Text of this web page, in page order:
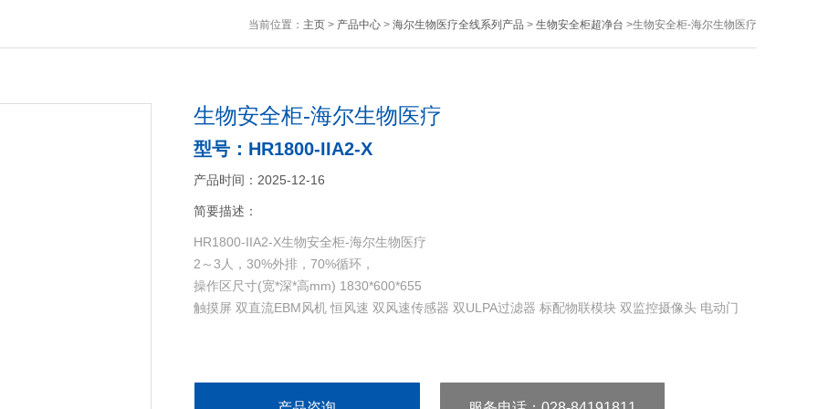
当前位置： 主页> 产品中心> 海尔生物医疗全线系列产品 > 生物安全柜超净台 >生物安全柜-海尔生物医疗
生物安全柜-海尔生物医疗
型号：HR1800-IIA2-X
产品时间：2025-12-16
简要描述：
HR1800-IIA2-X生物安全柜-海尔生物医疗
2～3人，30%外排，70%循环，
操作区尺寸(宽*深*高mm) 1830*600*655
触摸屏 双直流EBM风机 恒风速 双风速传感器 双ULPA过滤器 标配物联模块 双监控摄像头 电动门